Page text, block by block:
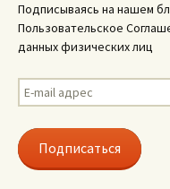
Подписываясь на нашем
Пользовательское
данных физических лиц
E-
mail
Подписаться